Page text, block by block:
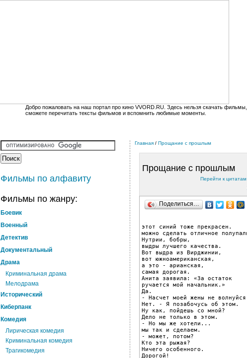
Добро пожаловать на наш портал про кино VVORD.RU. Здесь нельзя скачать
сможете перечитать тексты фильмов и вспомнить любимые моменты.
Фильмы по алфавиту
Фильмы по жанру:
Боевик
Военный
Детектив
Документальный
Драма
Криминальная драма
Мелодрама
Исторический
Киберпанк
Комедия
Лирическая комедия
Криминальная комедия
Трагикомедия
Главная / Прощание с прошлым
Прощание с прошлым
Перейти к
Поделиться…
этот синий тоже прекрасен.
можно сделать отличное
Нутрии, бобры,
выдры лучшего качества.
Вот выдра из Вирджинии,
вот южноамериканская,
а это - арианская,
самая дорогая.
Анита заявила: «За остаток
ручается мой начальник.»
Да.
- Насчет моей жены не
Нет. - Я позабочусь об этом.
Ну как, пойдешь со мной?
Дело не только в этом.
- Но мы же хотели...
мы так и сделаем.
- может, потом?
Кто эта рыжая?
Ничего особенного.
Дорогой!